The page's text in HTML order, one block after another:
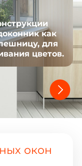
как
для
цветов.
окон